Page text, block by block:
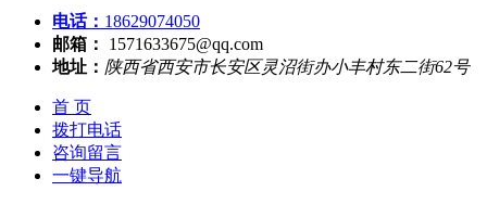
电话： 18629074050
邮箱：
1571633675@qq.com
地址： 陕西省西安市长安区灵沼街办小丰村东二街62号
首 页
拨打电话
咨询留言
一键导航